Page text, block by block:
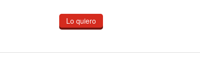
Lo quiero